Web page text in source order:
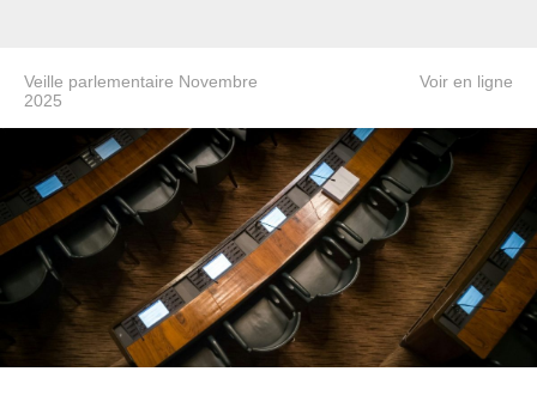
Veille parlementaire Novembre
2025
Voir en ligne